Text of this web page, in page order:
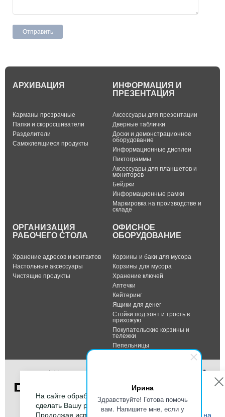
Ирина
Здравствуйте! Готова помочь
вам. Напишите мне, если у
АРХИВАЦИЯ
Карманы прозрачные
Папки и скоросшиватели
Разделители
Самоклеящиеся продукты
ИНФОРМАЦИЯ И
ПРЕЗЕНТАЦИЯ
Аксессуары для презентации
Дверные таблички
Доски и демонстрационное
оборудование
Информационные дисплеи
Пиктограммы
Аксессуары для планшетов и
мониторов
Бейджи
Информационные рамки
Маркировка на производстве и
складе
ОРГАНИЗАЦИЯ
РАБОЧЕГО СТОЛА
Хранение адресов и контактов
Настольные аксессуары
Чистящие продукты
ОФИСНОЕ
ОБОРУДОВАНИЕ
Корзины и баки для мусора
Корзины для мусора
Хранение ключей
Аптечки
Кейтеринг
Ящики для денег
Стойки под зонт и трость в
прихожую
Покупательские корзины и
тележки
Пепельницы
Тел.: +7 (495) 232-07-42
На сайте обрабатываются файлы cookies, чтобы
сделать Вашу работу максимально удобной.
Продолжая использовать сайт, Вы даете
согласие на